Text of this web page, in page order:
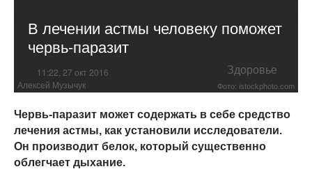
В лечении астмы человеку поможет
червь-паразит
11:22, 27 окт 2016 Здоровье
Алексей Музычук Фото: istockphoto.com
Червь-паразит может содержать в себе средство
лечения астмы, как установили исследователи.
Он производит белок, который существенно
облегчает дыхание.